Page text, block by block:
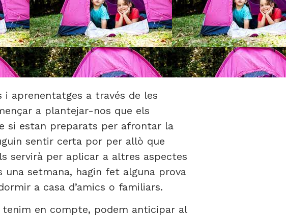
aprenentatges a través de les
a plantejar-nos que els
si estan preparats per afrontar la
sentir certa por per allò que
servirà per aplicar a altres aspectes
una setmana, hagin fet alguna prova
a casa d’amics o familiars.
en compte, podem anticipar al